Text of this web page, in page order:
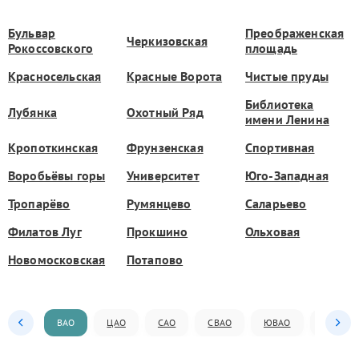
Бульвар
Рокоссовского
Черкизовская
Преображенская
площадь
Красносельская
Красные Ворота Чистые пруды
Лубянка Охотный Ряд
Библиотека
имени Ленина
Кропоткинская
Фрунзенская
Спортивная
Воробьёвы горы
Университет
Юго-Западная
Тропарёво
Румянцево
Саларьево
Филатов Луг
Прокшино
Ольховая
Новомосковская
Потапово
ВАО ЦАО САО СВАО ЮВАО ЮАО